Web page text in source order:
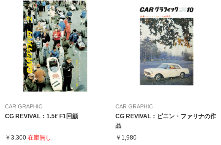
CAR GRAPHIC
CG REVIVAL：1.5ℓ F1回顧
￥3,300 在庫無し
CAR GRAPHIC
CG REVIVAL：ピニン・ファリナの作
品
￥1,980